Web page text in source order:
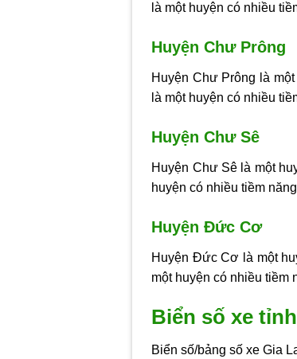
là một huyện có nhiều
Huyện Chư Prông
Huyện Chư Prông là
là một huyện có nhiều
Huyện Chư Sê
Huyện Chư Sê là một
huyện có nhiều tiềm
Huyện Đức Cơ
Huyện Đức Cơ là một
một huyện có nhiều tiềm
Biển số xe
Biển số/bảng số xe Gia